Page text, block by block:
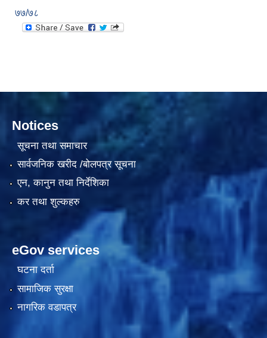
७७/७८
Notices
सूचना तथा समाचार
सार्वजनिक खरीद /बोलपत्र सूचना
एन, कानुन तथा निर्देशिका
कर तथा शुल्कहरु
eGov services
घटना दर्ता
सामाजिक सुरक्षा
नागरिक वडापत्र